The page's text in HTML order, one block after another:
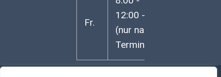
Fr.
12:00 - 13:00 Uhr
(nur nach vorheriger
Terminvereinbarung)